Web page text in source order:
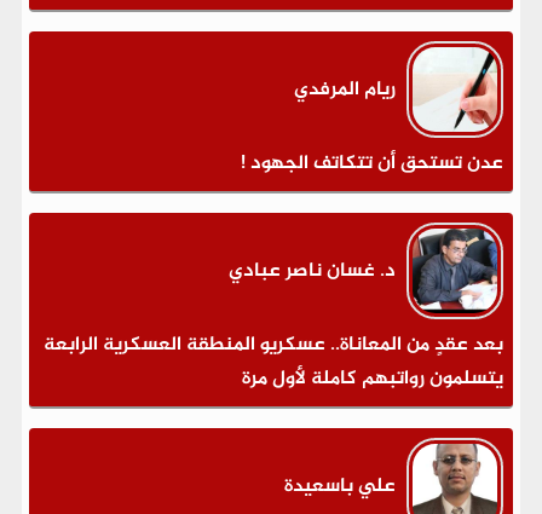
ريام المرفدي
عدن تستحق أن تتكاتف الجهود !
د. غسان ناصر عبادي
بعد عقدٍ من المعاناة.. عسكريو المنطقة العسكرية الرابعة
يتسلمون رواتبهم كاملة لأول مرة
علي باسعيدة